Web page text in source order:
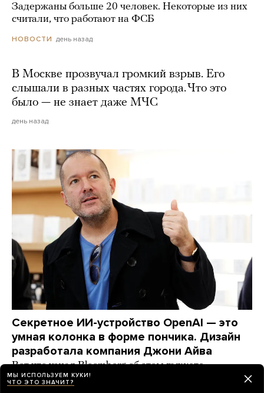
Задержаны больше 20 человек. Некоторые из них
считали, что работают на ФСБ
НОВОСТИ день назад
В Москве прозвучал громкий взрыв. Его
слышали в разных частях города. Что это
было — не знает даже МЧС
день назад
Секретное ИИ-устройство OpenAI — это
умная колонка в форме пончика. Дизайн
разработала компания Джони Айва
Вот что узнал Bloomberg об этом гаджете
НОВОСТИ день назад
МЫ ИСПОЛЬЗУЕМ КУКИ!
ЧТО ЭТО ЗНАЧИТ?